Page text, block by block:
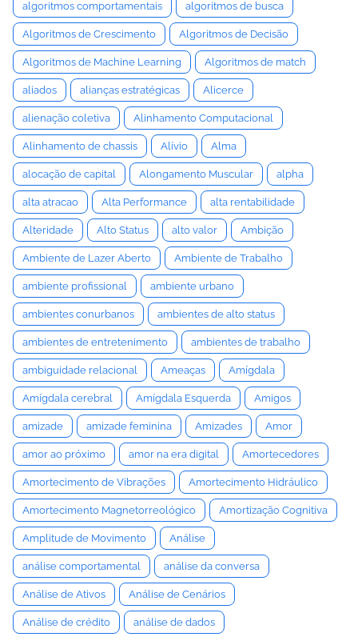
algoritmos comportamentais algoritmos de busca
Algoritmos de Crescimento Algoritmos de Decisão
Algoritmos de Machine Learning Algoritmos de match
aliados alianças estratégicas Alicerce
alienação coletiva Alinhamento Computacional
Alinhamento de chassis Alívio Alma
alocação de capital Alongamento Muscular alpha
alta atracao Alta Performance alta rentabilidade
Alteridade Alto Status alto valor Ambição
Ambiente de Lazer Aberto Ambiente de Trabalho
ambiente profissional ambiente urbano
ambientes conurbanos ambientes de alto status
ambientes de entretenimento ambientes de trabalho
ambiguidade relacional Ameaças Amígdala
Amígdala cerebral Amígdala Esquerda Amigos
amizade amizade feminina Amizades Amor
amor ao próximo amor na era digital Amortecedores
Amortecimento de Vibrações Amortecimento Hidráulico
Amortecimento Magnetorreológico Amortização Cognitiva
Amplitude de Movimento Análise
análise comportamental análise da conversa
Análise de Ativos Análise de Cenários
Análise de crédito análise de dados